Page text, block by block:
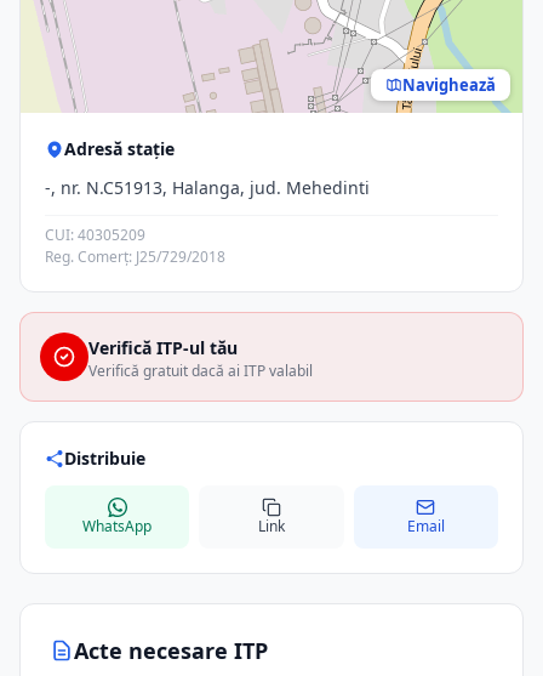
Acte necesare ITP
Navighează
Adresă stație
-, nr. N.C51913, Halanga, jud. Mehedinti
CUI: 40305209
Reg. Comerț: J25/729/2018
Verifică ITP-ul tău
Verifică gratuit dacă ai ITP valabil
Distribuie
WhatsApp Link Email